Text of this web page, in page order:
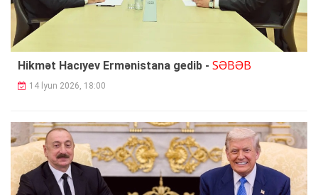
Hikmət Hacıyev Ermənistana gedib - SƏBƏB
14 İyun 2026, 18:00